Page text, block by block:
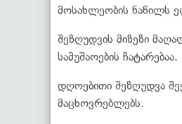
მოსახლეობის ნაწილს
შეზღუდვის მიზეზი
სამუშაოების ჩატარებაა.
დღოებითი შეზღუდვა
მაცხოვრებლებს.